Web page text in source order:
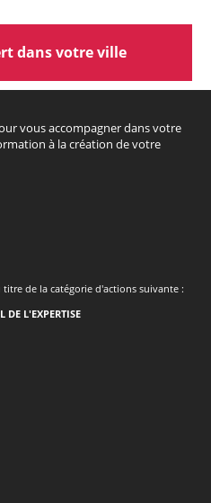
dans votre ville
vous accompagner dans votre
à la création de votre
de la catégorie d'actions suivante :
L'EXPERTISE